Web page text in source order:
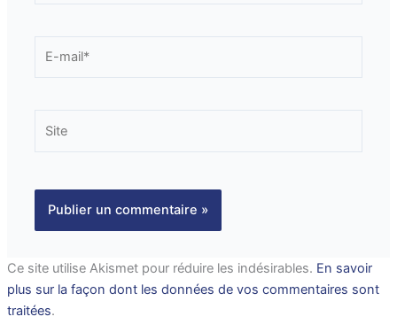
Ce site utilise Akismet pour réduire les indésirables. En savoir
plus sur la façon dont les données de vos commentaires sont
traitées.